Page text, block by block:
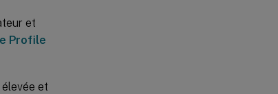
et
Profile
et